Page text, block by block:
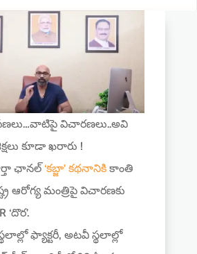
విచారణలు..అవి
కూడా ఖరారు !
ఛానల్‘కబ్జా’ కథనానికికాంతి
ఆరోగ్య మంత్రిపై విచారణకు
ఫ్యాక్టరీ, అటవీ స్థలాల్లో